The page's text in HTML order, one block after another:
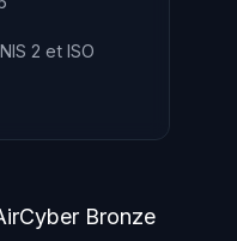
2 et ISO
Bronze